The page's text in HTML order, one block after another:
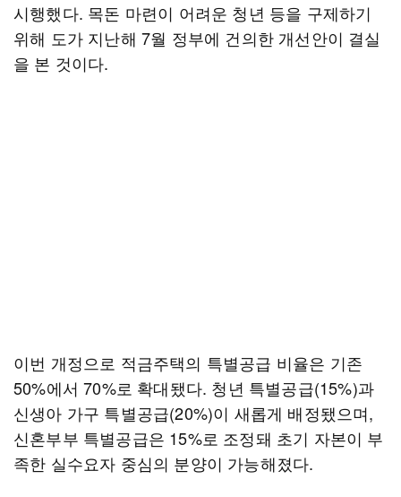
시행했다. 목돈 마련이 어려운 청년 등을 구제하기
위해 도가 지난해 7월 정부에 건의한 개선안이 결실
을 본 것이다.
이번 개정으로 적금주택의 특별공급 비율은 기존
50%에서 70%로 확대됐다. 청년 특별공급(15%)과
신생아 가구 특별공급(20%)이 새롭게 배정됐으며,
신혼부부 특별공급은 15%로 조정돼 초기 자본이 부
족한 실수요자 중심의 분양이 가능해졌다.